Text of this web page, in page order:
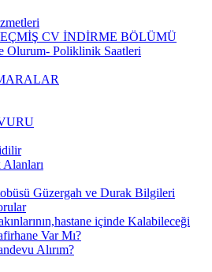
CV İNDİRME BÖLÜMÜ
Olurum- Poliklinik Saatleri
Güzergah ve Durak Bilgileri
içinde Kalabileceği
Var Mı?
Alırım?